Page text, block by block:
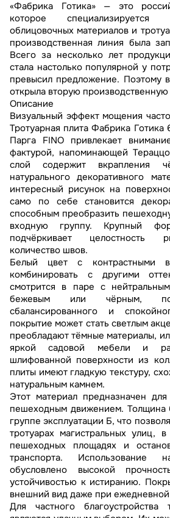
«Фабрика Готика» — это
которое специализируется
облицовочных материалов и
производственная линия была
Всего за несколько лет
стала настолько популярной у
превысил предложение. Поэтому
открыла вторую
Описание
Визуальный эффект мощения
Тротуарная плита Фабрика
Парга FINO привлекает
фактурой, напоминающей
слой содержит вкрапления
натурального декоративного
интересный рисунок на
само по себе становится
способным преобразить
входную группу. Крупный
подчёркивает целостность
количество швов.
Белый цвет с контрастными
комбинировать с другими
смотрится в паре с
бежевым или чёрным,
сбалансированного и
покрытие может стать светлым
преобладают тёмные материалы,
яркой садовой мебели и
шлифованной поверхности из
плиты имеют гладкую текстуру,
натуральным камнем.
Этот материал предназначен
пешеходным движением. Толщина
группе эксплуатации Б, что
тротуарах магистральных улиц,
пешеходных площадях и
транспорта. Использование
обусловлено высокой
устойчивостью к истиранию.
внешний вид даже при ежедневной
Для частного